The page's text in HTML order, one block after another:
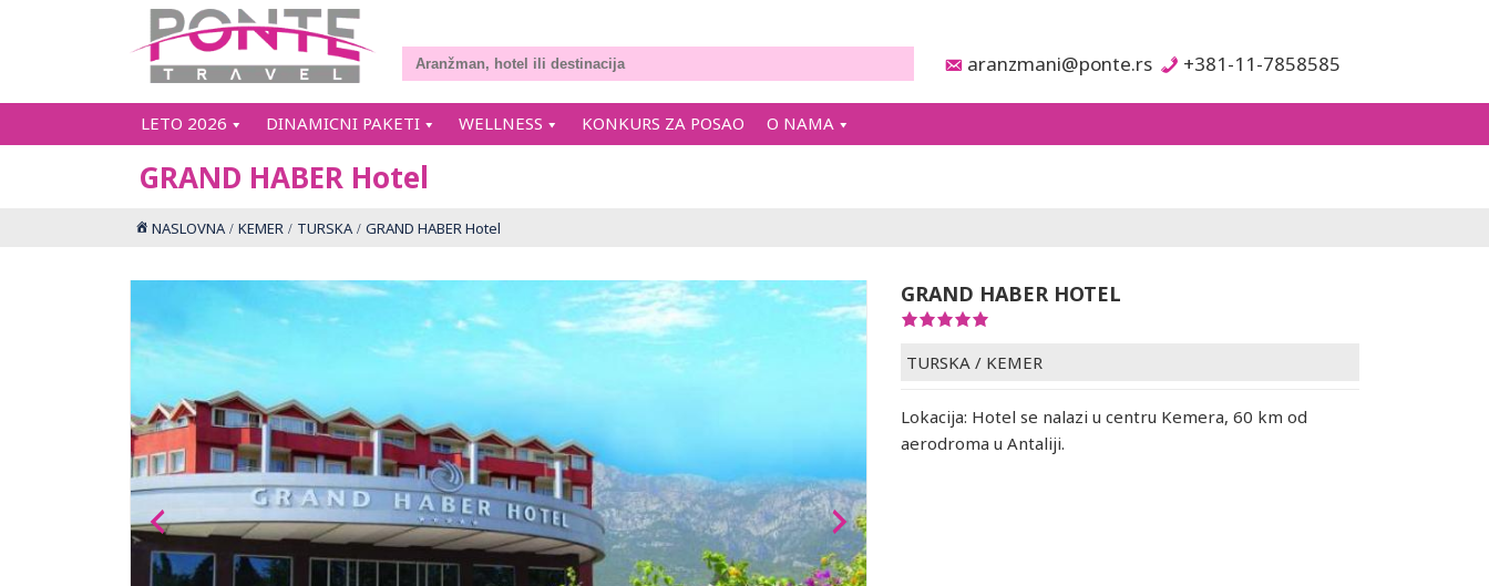
aranzmani@ponte.rs +381-11-7858585
LETO 2026 DINAMICNI PAKETI WELLNESS KONKURS ZA POSAO O NAMA
GRAND HABER Hotel
NASLOVNA KEMER TURSKA GRAND HABER Hotel
GRAND HABER HOTEL
TURSKA / KEMER
Lokacija: Hotel se nalazi u centru Kemera, 60 km od
aerodroma u Antaliji.